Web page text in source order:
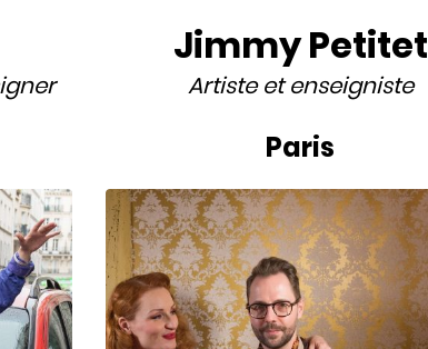
Jimmy Petitet
Artisteetenseigniste
Paris